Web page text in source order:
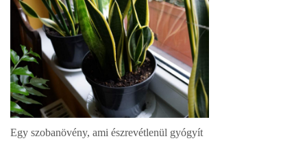
Egy szobanövény, ami észrevétlenül gyógyít